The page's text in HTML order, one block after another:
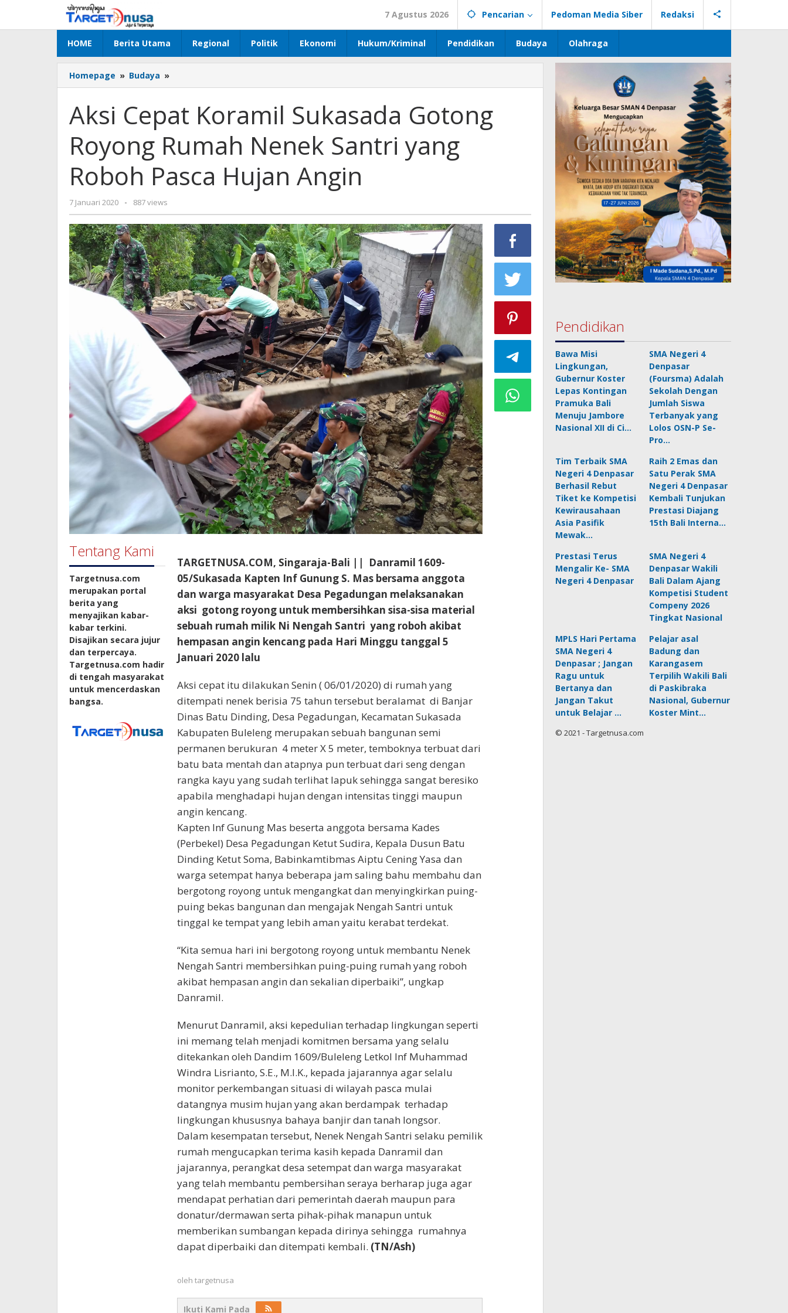
konten
7 Agustus 2026 Pencarian Pedoman Media Siber Redaksi
HOME Berita Utama Regional Politik Ekonomi Hukum/Kriminal Pendidikan Budaya Olahraga
Homepage » Budaya »
Cepat
Sukasada
Gotong
Royong
Rumah
Santri
yang
Hujan
Angin
Aksi Cepat Koramil Sukasada Gotong
Royong Rumah Nenek Santri yang
Roboh Pasca Hujan Angin
7 Januari 2020
oleh
targetnusa
- 887 views
Tentang Kami
Targetnusa.com
merupakan portal
berita yang
menyajikan kabar-
kabar terkini.
Disajikan secara jujur
dan terpercaya.
Targetnusa.com hadir
di tengah masyarakat
untuk mencerdaskan
bangsa.
TARGETNUSA.COM, Singaraja-Bali || Danramil 1609-
05/Sukasada Kapten Inf Gunung S. Mas bersama anggota
dan warga masyarakat Desa Pegadungan melaksanakan
aksi gotong royong untuk membersihkan sisa-sisa material
sebuah rumah milik Ni Nengah Santri yang roboh akibat
hempasan angin kencang pada Hari Minggu tanggal 5
Januari 2020 lalu
Aksi cepat itu dilakukan Senin ( 06/01/2020) di rumah yang
ditempati nenek berisia 75 tahun tersebut beralamat di Banjar
Dinas Batu Dinding, Desa Pegadungan, Kecamatan Sukasada
Kabupaten Buleleng merupakan sebuah bangunan semi
permanen berukuran 4 meter X 5 meter, temboknya terbuat dari
batu bata mentah dan atapnya pun terbuat dari seng dengan
rangka kayu yang sudah terlihat lapuk sehingga sangat beresiko
apabila menghadapi hujan dengan intensitas tinggi maupun
angin kencang.
Kapten Inf Gunung Mas beserta anggota bersama Kades
(Perbekel) Desa Pegadungan Ketut Sudira, Kepala Dusun Batu
Dinding Ketut Soma, Babinkamtibmas Aiptu Cening Yasa dan
warga setempat hanya beberapa jam saling bahu membahu dan
bergotong royong untuk mengangkat dan menyingkirkan puing-
puing bekas bangunan dan mengajak Nengah Santri untuk
tinggal ke tempat yang lebih aman yaitu kerabat terdekat.
“Kita semua hari ini bergotong royong untuk membantu Nenek
Nengah Santri membersihkan puing-puing rumah yang roboh
akibat hempasan angin dan sekalian diperbaiki”, ungkap
Danramil.
Menurut Danramil, aksi kepedulian terhadap lingkungan seperti
ini memang telah menjadi komitmen bersama yang selalu
ditekankan oleh Dandim 1609/Buleleng Letkol Inf Muhammad
Windra Lisrianto, S.E., M.I.K., kepada jajarannya agar selalu
monitor perkembangan situasi di wilayah pasca mulai
datangnya musim hujan yang akan berdampak terhadap
lingkungan khususnya bahaya banjir dan tanah longsor.
Dalam kesempatan tersebut, Nenek Nengah Santri selaku pemilik
rumah mengucapkan terima kasih kepada Danramil dan
jajarannya, perangkat desa setempat dan warga masyarakat
yang telah membantu pembersihan seraya berharap juga agar
mendapat perhatian dari pemerintah daerah maupun para
donatur/dermawan serta pihak-pihak manapun untuk
memberikan sumbangan kepada dirinya sehingga rumahnya
dapat diperbaiki dan ditempati kembali. (TN/Ash)
oleh targetnusa
Ikuti Kami Pada
Pendidikan
Bawa Misi
Lingkungan,
Gubernur Koster
Lepas Kontingan
Pramuka Bali
Menuju Jambore
Nasional XII di Ci…
SMA Negeri 4
Denpasar
(Foursma) Adalah
Sekolah Dengan
Jumlah Siswa
Terbanyak yang
Lolos OSN-P Se-
Pro…
Tim Terbaik SMA
Negeri 4 Denpasar
Berhasil Rebut
Tiket ke Kompetisi
Kewirausahaan
Asia Pasifik
Mewak…
Raih 2 Emas dan
Satu Perak SMA
Negeri 4 Denpasar
Kembali Tunjukan
Prestasi Diajang
15th Bali Interna…
Prestasi Terus
Mengalir Ke- SMA
Negeri 4 Denpasar
SMA Negeri 4
Denpasar Wakili
Bali Dalam Ajang
Kompetisi Student
Compeny 2026
Tingkat Nasional
MPLS Hari Pertama
SMA Negeri 4
Denpasar ; Jangan
Ragu untuk
Bertanya dan
Jangan Takut
untuk Belajar …
Pelajar asal
Badung dan
Karangasem
Terpilih Wakili Bali
di Paskibraka
Nasional, Gubernur
Koster Mint…
© 2021 - Targetnusa.com